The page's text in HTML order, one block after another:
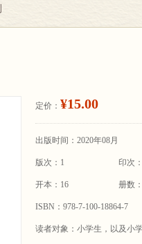
定价： ¥15.00
出版时间：2020年08月
版次：1 印次
开本：16 册数
ISBN：978-7-100-18864-7
读者对象：小学生，以及小